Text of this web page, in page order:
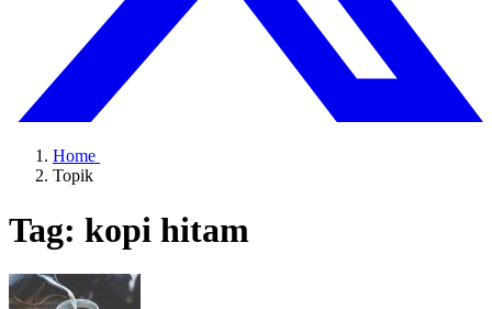
Home
Topik
Tag: kopi hitam